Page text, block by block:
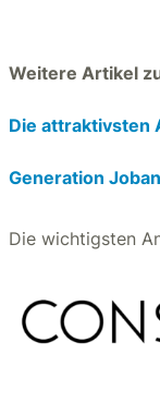
Weitere Artikel
Die attraktivsten
Generation
Die wichtigsten